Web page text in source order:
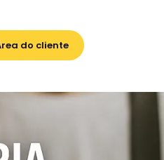
do cliente